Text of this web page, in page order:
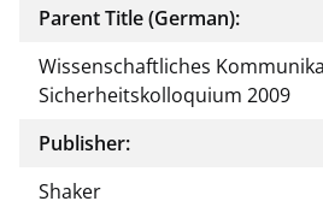
Parent Title (German):
Wissenschaftliches
Sicherheitskolloquium 2009
Publisher:
Shaker